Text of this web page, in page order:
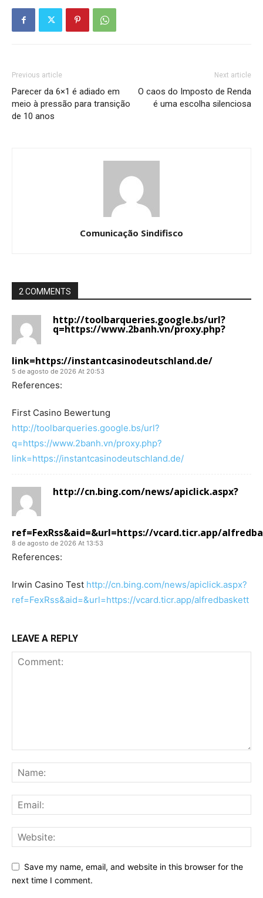
Previous article
Parecer da 6×1 é adiado em
meio à pressão para transição
de 10 anos
Next article
O caos do Imposto de Renda
é uma escolha silenciosa
Comunicação Sindifisco
2 COMMENTS
http://toolbarqueries.google.bs/url?
q=https://www.2banh.vn/proxy.php?
link=https://instantcasinodeutschland.de/
5 de agosto de 2026 At 20:53
References:
First Casino Bewertung
http://toolbarqueries.google.bs/url?
q=https://www.2banh.vn/proxy.php?
link=https://instantcasinodeutschland.de/
http://cn.bing.com/news/apiclick.aspx?
ref=FexRss&aid=&url=https://vcard.ticr.app/
8 de agosto de 2026 At 13:53
References:
Irwin Casino Test http://cn.bing.com/news/apiclick.aspx?
ref=FexRss&aid=&url=https://vcard.ticr.app/alfredbaskett
LEAVE A REPLY
Save my name, email, and website in this browser for the
next time I comment.